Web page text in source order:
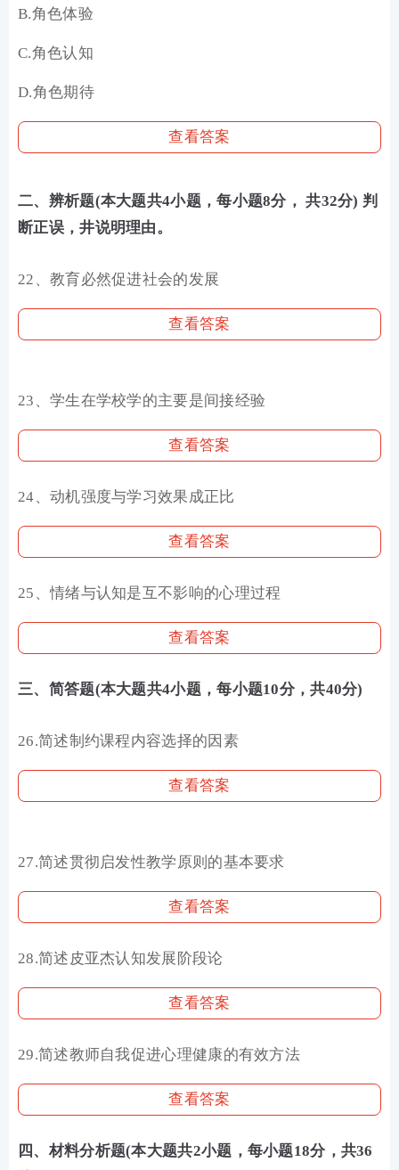
B.角色体验
C.角色认知
D.角色期待
查看答案
二、辨析题(本大题共4小题，每小题8分， 共32分) 判
断正误，井说明理由。
22、教育必然促进社会的发展
查看答案
23、学生在学校学的主要是间接经验
查看答案
24、动机强度与学习效果成正比
查看答案
25、情绪与认知是互不影响的心理过程
查看答案
三、简答题(本大题共4小题，每小题10分，共40分)
26.简述制约课程内容选择的因素
查看答案
27.简述贯彻启发性教学原则的基本要求
查看答案
28.简述皮亚杰认知发展阶段论
查看答案
29.简述教师自我促进心理健康的有效方法
查看答案
四、材料分析题(本大题共2小题，每小题18分，共36